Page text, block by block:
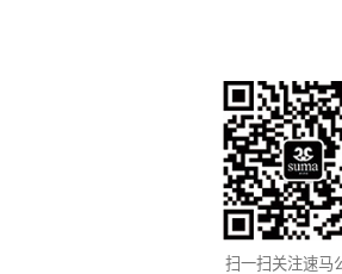
扫一扫关注速马